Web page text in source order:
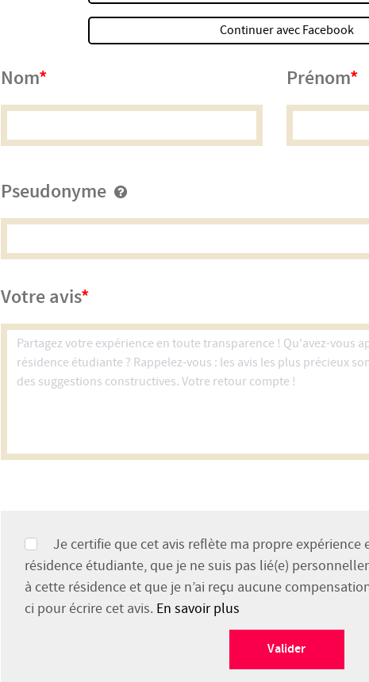
Continuer avec Facebook
Nom Prénom
Pseudonyme
Votre avis
Je certifie que cet avis reflète ma propre
résidence étudiante, que je ne suis pas lié(e)
à cette résidence et que je n’ai reçu aucune
ci pour écrire cet avis. En savoir plus
Valider